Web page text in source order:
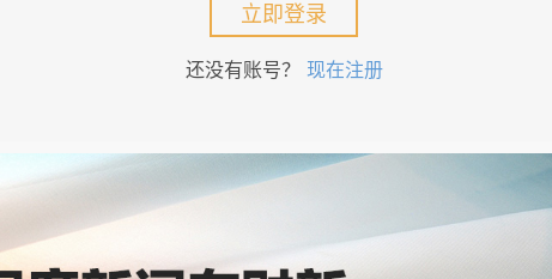
的一份数据显示，Temu海外市场2024年上半年销售额达200亿
不开Temu的“全托管”模式，所谓的“全托管”，意为商家只需要供
的销售、运营、仓储、配送、退换货、售后服务等环节皆由平台
托管模式”则是在海外本土有库存的大件商品卖家，卖家可以自
立即登录
还没有账号？ 现在注册